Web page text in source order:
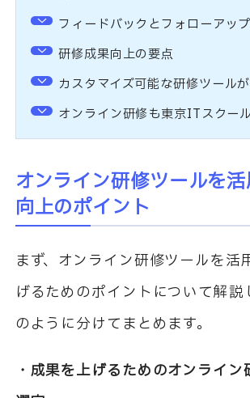
フィードバックとフォローアップ
研修成果向上の要点
カスタマイズ可能な研修ツール
オンライン研修も東京ITスクー
オンライン研修ツールを
向上のポイント
まず、オンライン研修ツールを活
げるためのポイントについて解説
のように分けてまとめます。
・成果を上げるためのオンライン